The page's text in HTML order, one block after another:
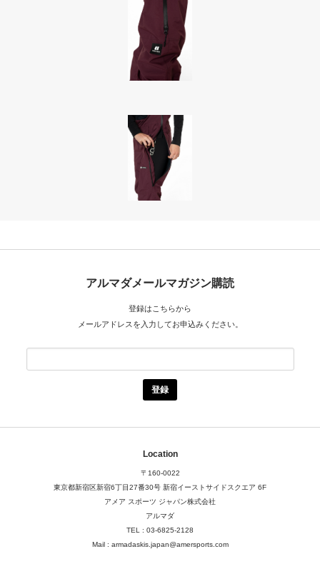
アルマダメールマガジン購読
登録はこちらから
メールアドレスを入力してお申込みください。
Location
〒160-0022
東京都新宿区新宿6丁目27番30号 新宿イーストサイドスクエア 6F
アメア スポーツ ジャパン株式会社
アルマダ
TEL : 03-6825-2128
Mail : armadaskis.japan@amersports.com